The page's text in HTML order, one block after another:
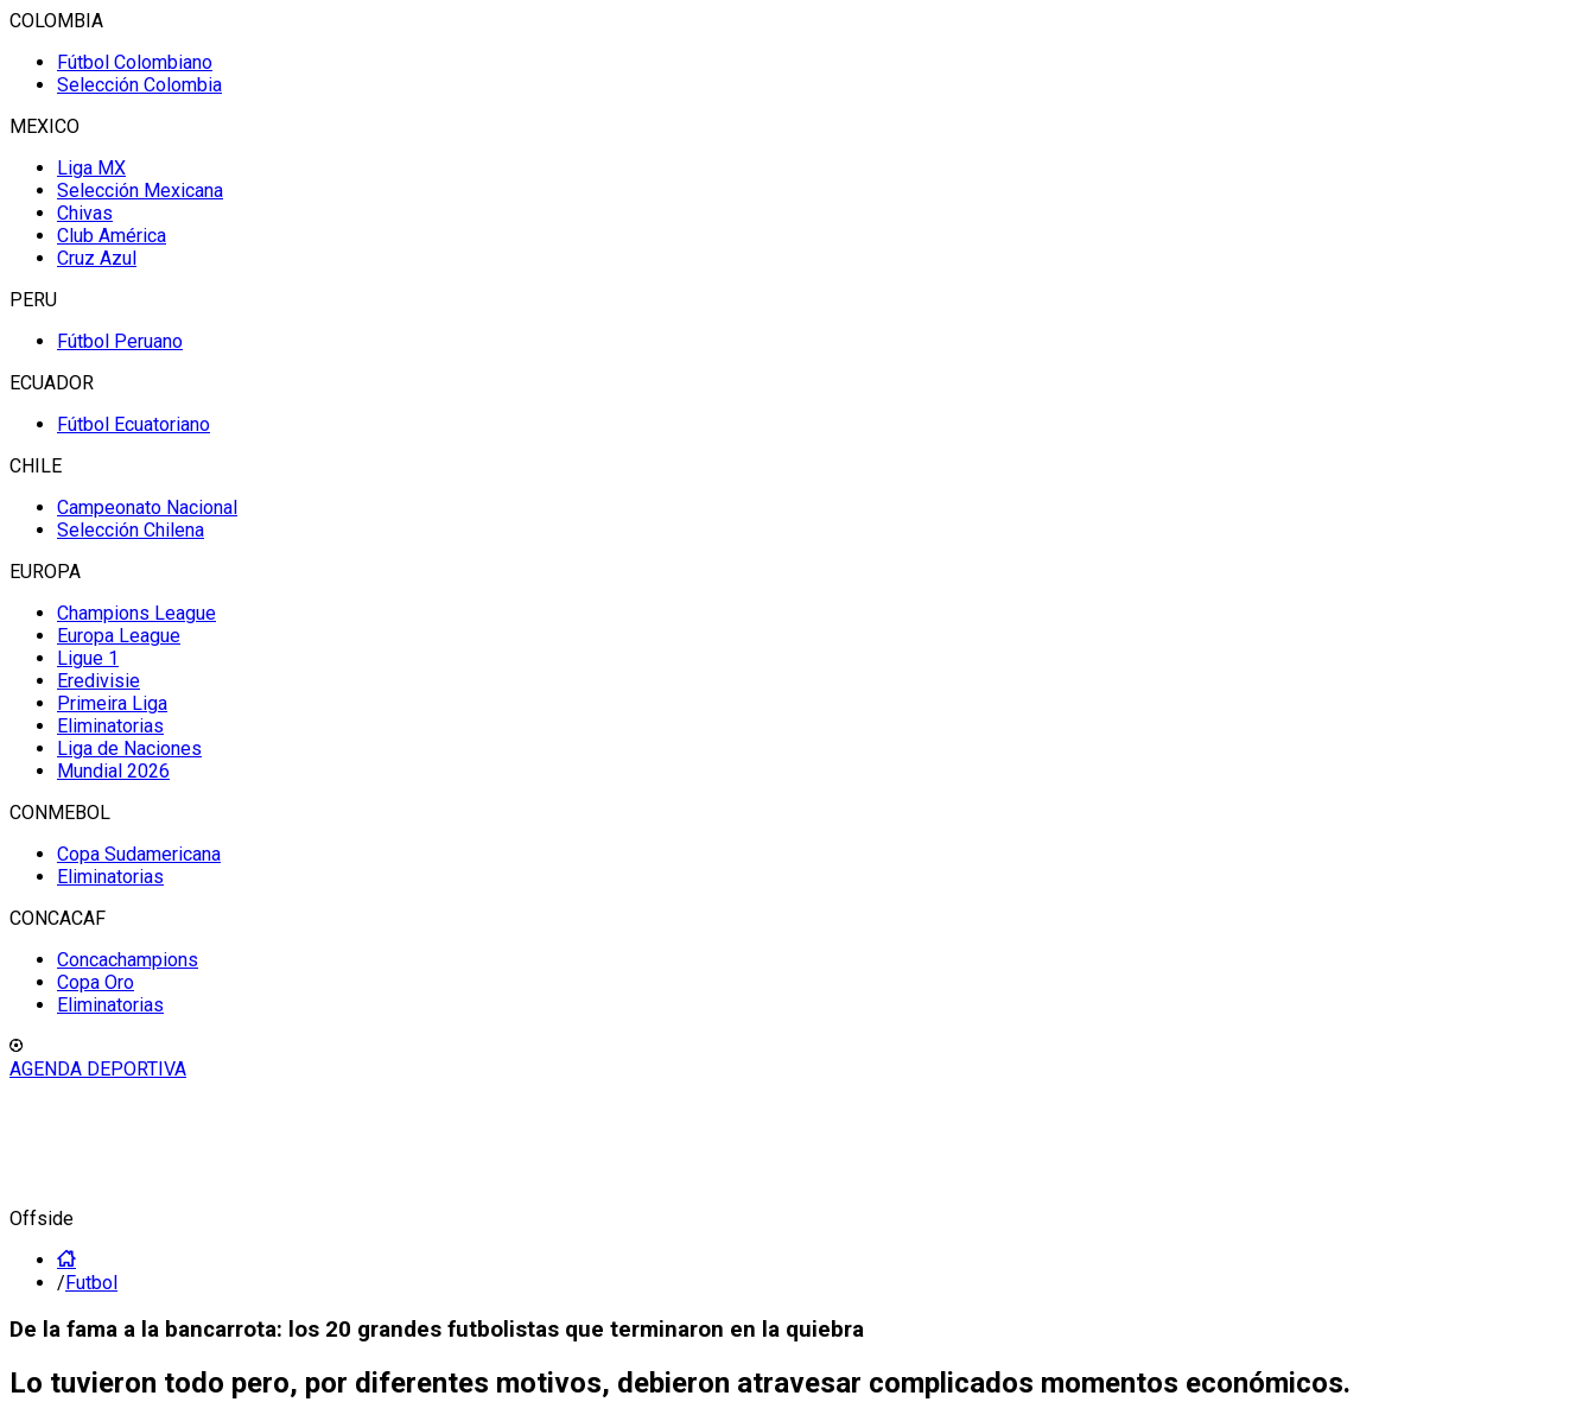
COLOMBIA
Fútbol Colombiano
Selección Colombia
MEXICO
Liga MX
Selección Mexicana
Chivas
Club América
Cruz Azul
PERU
Fútbol Peruano
ECUADOR
Fútbol Ecuatoriano
CHILE
Campeonato Nacional
Selección Chilena
EUROPA
Champions League
Europa League
Ligue 1
Eredivisie
Primeira Liga
Eliminatorias
Liga de Naciones
Mundial 2026
CONMEBOL
Copa Sudamericana
Eliminatorias
CONCACAF
Concachampions
Copa Oro
Eliminatorias
AGENDA DEPORTIVA
Offside
/Futbol
De la fama a la bancarrota: los 20 grandes futbolistas que terminaron en la quiebra
Lo tuvieron todo pero, por diferentes motivos, debieron atravesar complicados momentos económicos.